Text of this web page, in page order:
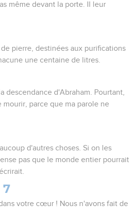
même devant la porte. Il leur
pierre, destinées aux purifications
une centaine de litres.
descendance d'Abraham. Pourtant,
mourir, parce que ma parole ne
d'autres choses. Si on les
pas que le monde entier pourrait
votre cœur ! Nous n'avons fait de